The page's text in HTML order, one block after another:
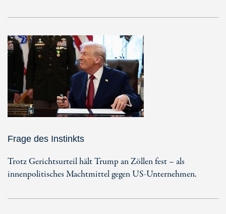
Frage des Instinkts
Trotz Gerichtsurteil hält Trump an Zöllen fest – als
innenpolitisches Machtmittel gegen US-Unternehmen.